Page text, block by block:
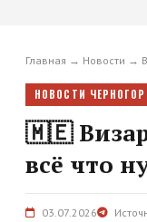
Главная → Новости →
НОВОСТИ
🇲🇪
всё что
03.07.2026